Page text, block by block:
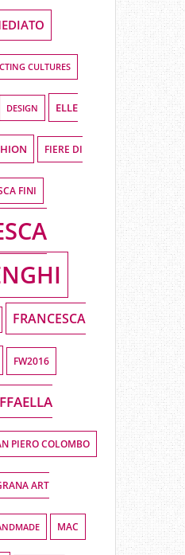
CULTURES
DESIGN ELLE
FIERE DI
FINI
FRANCESCA
FW2016
PIERO COLOMBO
ART
MAC